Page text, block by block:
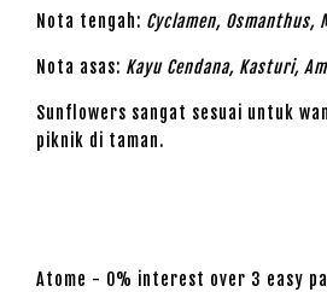
Nota tengah: Cyclamen, Osmanthus,
Nota asas: Kayu Cendana, Kasturi,
Sunflowers sangat sesuai untuk
piknik di taman.
Atome - 0% interest over 3 easy